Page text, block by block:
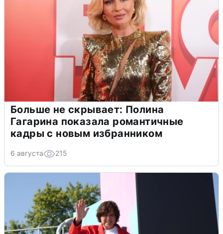
Больше не скрывает: Полина
Гагарина показала романтичные
кадры с новым избранником
6 августа 215